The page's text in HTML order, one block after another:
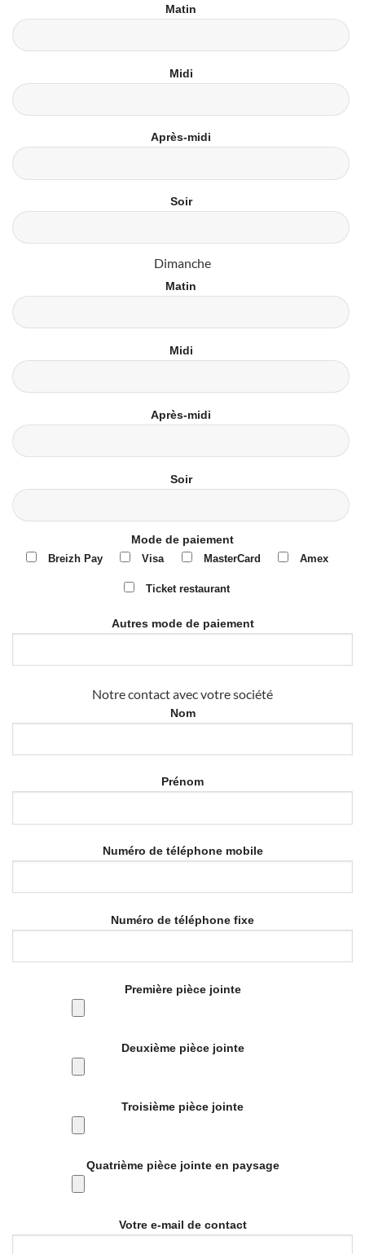
Matin
Midi
Après-midi
Soir
Dimanche
Matin
Midi
Après-midi
Soir
Mode de paiement
Breizh Pay Visa MasterCard Amex
Ticket restaurant
Autres mode de paiement
Notre contact avec votre société
Nom
Prénom
Numéro de téléphone mobile
Numéro de téléphone fixe
Première pièce jointe
Deuxième pièce jointe
Troisième pièce jointe
Quatrième pièce jointe en paysage
Votre e-mail de contact